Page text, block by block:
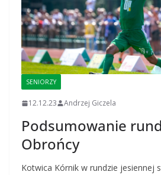
SENIORZY
12.12.23 Andrzej Giczela
Podsumowanie
Obrońcy
Kotwica Kórnik w rundzie jesiennej